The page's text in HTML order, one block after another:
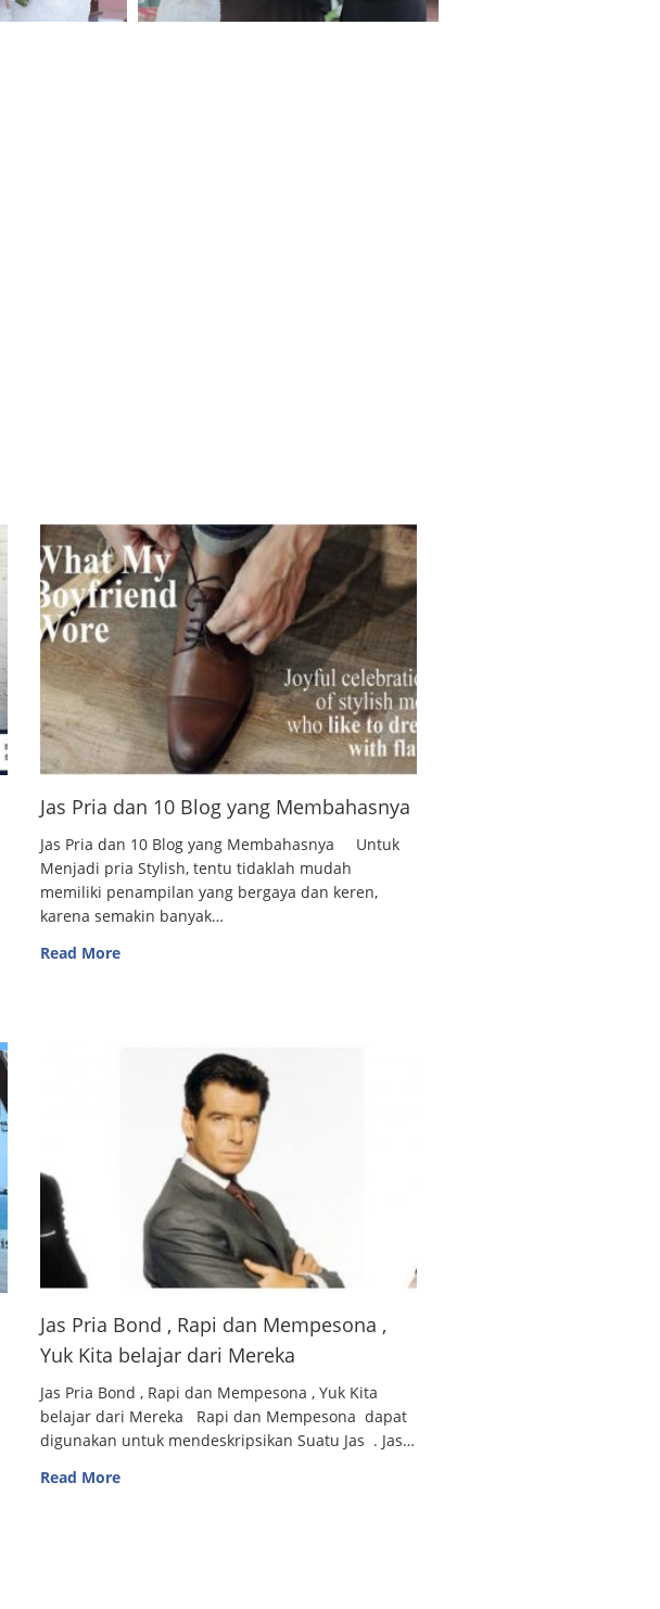
Jas Pria dan 10 Blog yang Membahasnya
Jas Pria dan 10 Blog yang Membahasnya Untuk
Menjadi pria Stylish, tentu tidaklah mudah
memiliki penampilan yang bergaya dan keren,
karena semakin banyak…
Read More
Jas Pria Bond , Rapi dan Mempesona ,
Yuk Kita belajar dari Mereka
Jas Pria Bond , Rapi dan Mempesona , Yuk Kita
belajar dari Mereka Rapi dan Mempesona dapat
digunakan untuk mendeskripsikan Suatu Jas . Jas…
Read More